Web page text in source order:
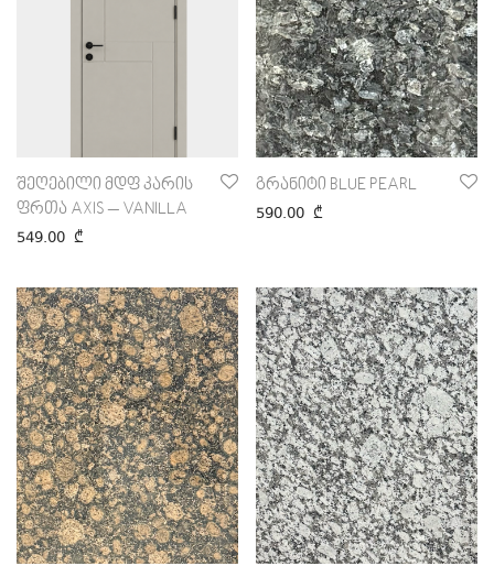
შეღებილი მდფ კარის
ფრთა AXIS – VANILLA
549.00 ₾
გრანიტი BLUE PEARL
590.00 ₾